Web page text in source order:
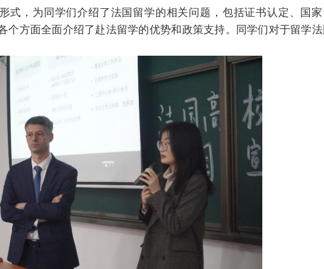
式，为同学们介绍了法国留学的相关问题，包括证书认定、国
个方面全面介绍了赴法留学的优势和政策支持。同学们对于留学